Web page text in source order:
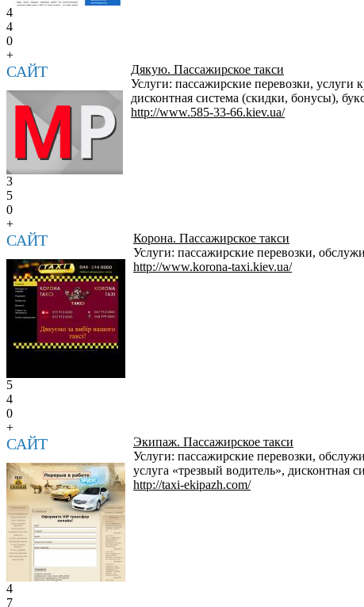
4
4
0
+
САЙТ
Дякую. Пассажирское такси
Услуги: пассажирские перевозки, услуги
дисконтная система (скидки, бонусы),
http://www.585-33-66.kiev.ua/
3
5
0
+
САЙТ
Корона. Пассажирское такси
Услуги: пассажирские перевозки,
http://www.korona-taxi.kiev.ua/
5
4
0
+
САЙТ
Экипаж. Пассажирское такси
Услуги: пассажирские перевозки,
услуга «трезвый водитель», дисконтная
http://taxi-ekipazh.com/
4
7